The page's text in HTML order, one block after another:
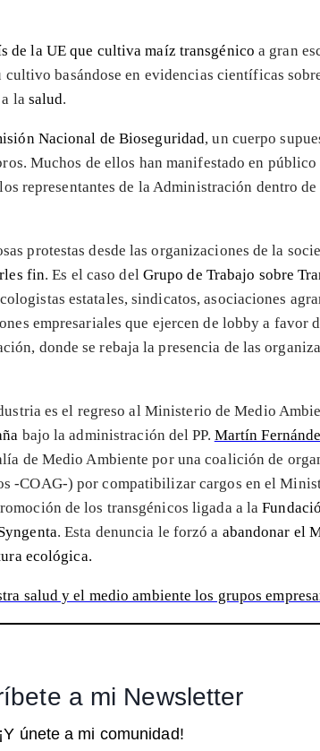
de la UE que cultiva maíz transgénicoa gran
basándose en evidencias científicas
la salud.
Nacional de Bioseguridad, un cuerpo
Muchos de ellos han manifestado en público
representantes de la Administración dentro
protestas desde las organizaciones de la
fin. Es el caso del Grupo de Trabajo sobre
estatales, sindicatos, asociaciones
empresariales que ejercen de lobby a
donde se rebaja la presencia de las
es el regreso al Ministerio de Medio
bajo la administración del PP. Martín
de Medio Ambiente por una coalición de
-COAG-) por compatibilizar cargos en el
de los transgénicos ligada a la
. Esta denuncia le forzó a abandonar el
ecológica.
salud y el medio ambiente los grupos
a mi Newsletter
¡Y únete a mi comunidad!